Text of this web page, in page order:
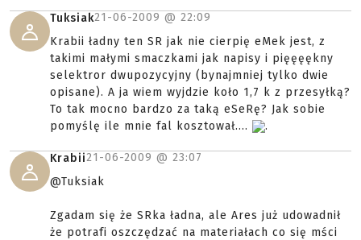
Tuksiak21-06-2009 @ 22:09
Krabii ładny ten SR jak nie cierpię eMek jest, z
takimi małymi smaczkami jak napisy i pięęęękny
selektror dwupozycyjny (bynajmniej tylko dwie
opisane). A ja wiem wyjdzie koło 1,7 k z przesyłką?
To tak mocno bardzo za taką eSeRę? Jak sobie
pomyślę ile mnie fal kosztował....
.
Krabii21-06-2009 @ 23:07
@Tuksiak
Zgadam się że SRka ładna, ale Ares już udowadnił
że potrafi oszczędzać na materiałach co się mści